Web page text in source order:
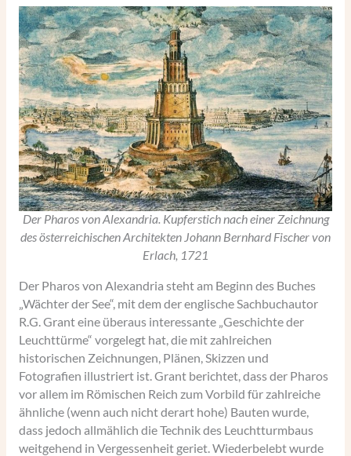
Der Pharos von Alexandria. Kupferstich nach einer Zeichnung
des österreichischen Architekten Johann Bernhard Fischer von
Erlach, 1721
Der Pharos von Alexandria steht am Beginn des Buches
„Wächter der See“, mit dem der englische Sachbuchautor
R.G. Grant eine überaus interessante „Geschichte der
Leuchttürme“ vorgelegt hat, die mit zahlreichen
historischen Zeichnungen, Plänen, Skizzen und
Fotografien illustriert ist. Grant berichtet, dass der Pharos
vor allem im Römischen Reich zum Vorbild für zahlreiche
ähnliche (wenn auch nicht derart hohe) Bauten wurde,
dass jedoch allmählich die Technik des Leuchtturmbaus
weitgehend in Vergessenheit geriet. Wiederbelebt wurde